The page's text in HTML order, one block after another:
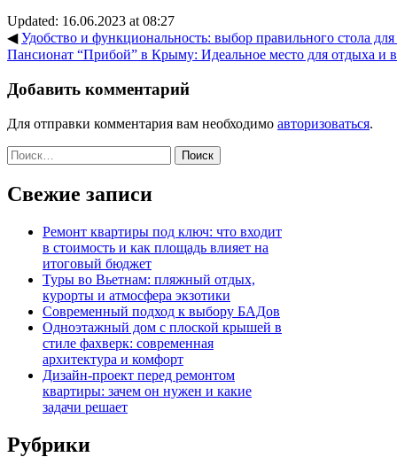
Updated: 16.06.2023 at 08:27
◀Удобство и функциональность: выбор правильного стола для
Пансионат “Прибой” в Крыму: Идеальное место для отдыха и
Добавить комментарий
Для отправки комментария вам необходимо авторизоваться.
Найти:
Свежие записи
Ремонт квартиры под ключ: что входит
в стоимость и как площадь влияет на
итоговый бюджет
Туры во Вьетнам: пляжный отдых,
курорты и атмосфера экзотики
Современный подход к выбору БАДов
Одноэтажный дом с плоской крышей в
стиле фахверк: современная
архитектура и комфорт
Дизайн-проект перед ремонтом
квартиры: зачем он нужен и какие
задачи решает
Рубрики